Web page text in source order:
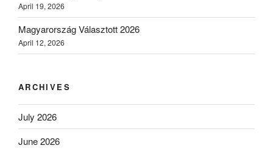
April 19, 2026
Magyarország Választott 2026
April 12, 2026
ARCHIVES
July 2026
June 2026